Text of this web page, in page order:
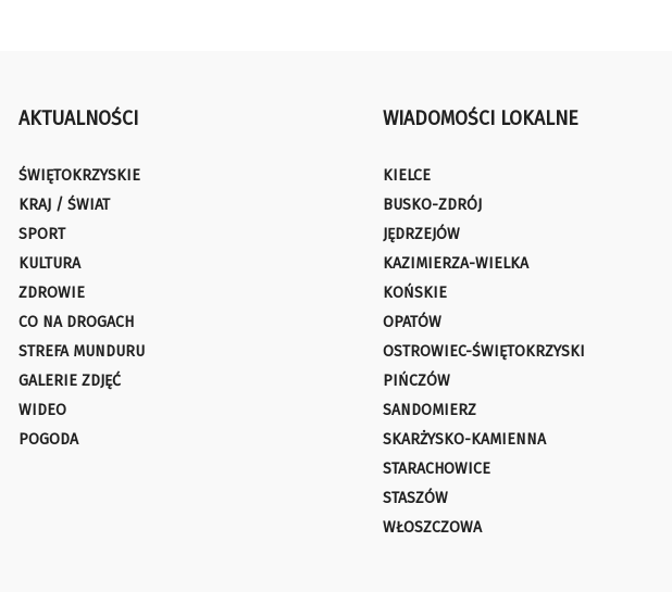
AKTUALNOŚCI
ŚWIĘTOKRZYSKIE
KRAJ / ŚWIAT
SPORT
KULTURA
ZDROWIE
CO NA DROGACH
STREFA MUNDURU
GALERIE ZDJĘĆ
WIDEO
POGODA
WIADOMOŚCI LOKALNE
KIELCE
BUSKO-ZDRÓJ
JĘDRZEJÓW
KAZIMIERZA-WIELKA
KOŃSKIE
OPATÓW
OSTROWIEC-ŚWIĘTOKRZYSKI
PIŃCZÓW
SANDOMIERZ
SKARŻYSKO-KAMIENNA
STARACHOWICE
STASZÓW
WŁOSZCZOWA